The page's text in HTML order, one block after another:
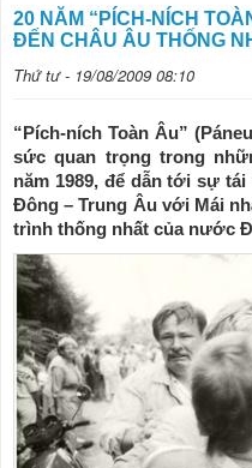
20 NĂM “PÍCH-NÍCH
ĐẾN CHÂU ÂU THỐNG
Thứ tư - 19/08/2009 08:10
“Pích-ních Toàn Âu”
sức quan trọng trong
năm 1989, để dẫn tới sự
Đông – Trung Âu với Mái
trình thống nhất của nước